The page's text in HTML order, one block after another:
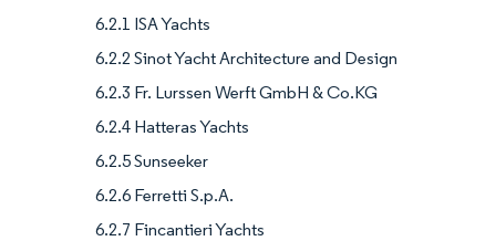
6.2.1 ISA Yachts
6.2.2 Sinot Yacht Architecture and Design
6.2.3 Fr. Lurssen Werft GmbH & Co.KG
6.2.4 Hatteras Yachts
6.2.5 Sunseeker
6.2.6 Ferretti S.p.A.
6.2.7 Fincantieri Yachts